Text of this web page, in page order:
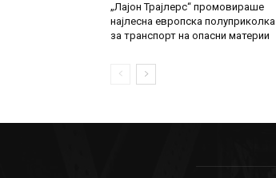
„Лајон Трајлерс“ промовираше
најлесна европска полуприколка
за транспорт на опасни материи